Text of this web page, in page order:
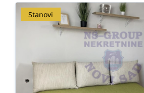
Stanovi